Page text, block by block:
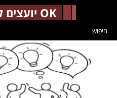
OK יועצים לניהול
חיפוש